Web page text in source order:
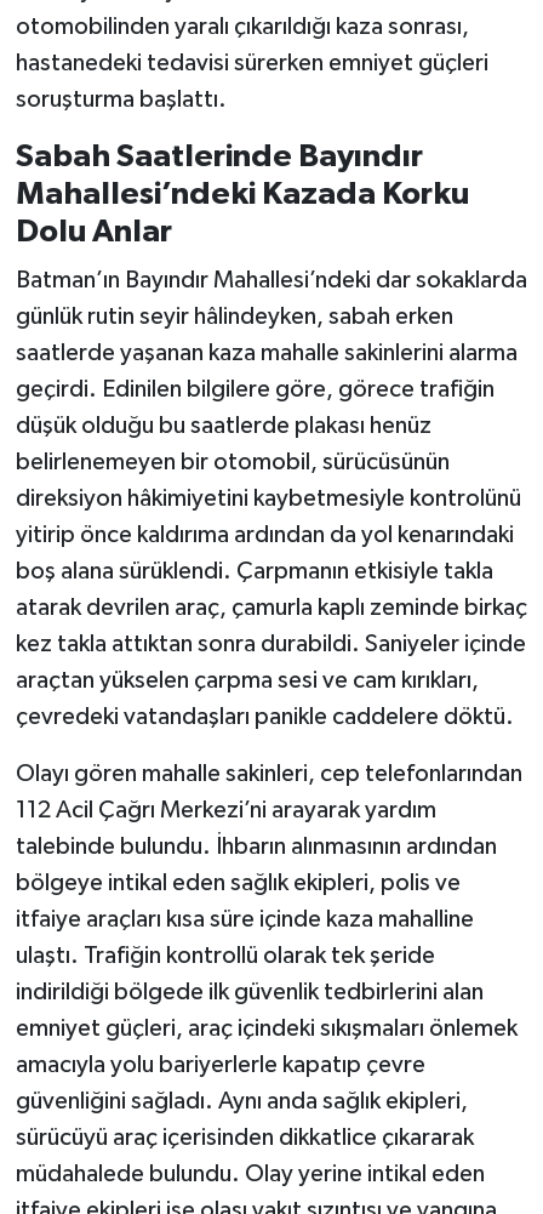
otomobilinden yaralı çıkarıldığı kaza sonrası,
hastanedeki tedavisi sürerken emniyet güçleri
soruşturma başlattı.
Sabah Saatlerinde Bayındır
Mahallesi’ndeki Kazada Korku
Dolu Anlar
Batman’ın Bayındır Mahallesi’ndeki dar sokaklarda
günlük rutin seyir hâlindeyken, sabah erken
saatlerde yaşanan kaza mahalle sakinlerini alarma
geçirdi. Edinilen bilgilere göre, görece trafiğin
düşük olduğu bu saatlerde plakası henüz
belirlenemeyen bir otomobil, sürücüsünün
direksiyon hâkimiyetini kaybetmesiyle kontrolünü
yitirip önce kaldırıma ardından da yol kenarındaki
boş alana sürüklendi. Çarpmanın etkisiyle takla
atarak devrilen araç, çamurla kaplı zeminde birkaç
kez takla attıktan sonra durabildi. Saniyeler içinde
araçtan yükselen çarpma sesi ve cam kırıkları,
çevredeki vatandaşları panikle caddelere döktü.
Olayı gören mahalle sakinleri, cep telefonlarından
112 Acil Çağrı Merkezi’ni arayarak yardım
talebinde bulundu. İhbarın alınmasının ardından
bölgeye intikal eden sağlık ekipleri, polis ve
itfaiye araçları kısa süre içinde kaza mahalline
ulaştı. Trafiğin kontrollü olarak tek şeride
indirildiği bölgede ilk güvenlik tedbirlerini alan
emniyet güçleri, araç içindeki sıkışmaları önlemek
amacıyla yolu bariyerlerle kapatıp çevre
güvenliğini sağladı. Aynı anda sağlık ekipleri,
sürücüyü araç içerisinden dikkatlice çıkararak
müdahalede bulundu. Olay yerine intikal eden